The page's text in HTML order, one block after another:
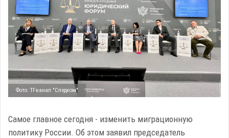
Фото: ТГ-канал "Следком"
Самое главное сегодня - изменить миграционную
политику России. Об этом заявил председатель